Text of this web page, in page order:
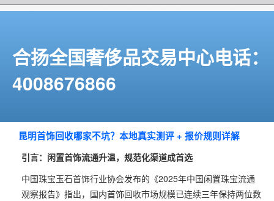
合扬全国奢侈品交易中心电话：
4008676866
昆明首饰回收哪家不坑？本地真实测评 + 报价规则详解
引言：闲置首饰流通升温，规范化渠道成首选
中国珠宝玉石首饰行业协会发布的《2025年中国闲置珠宝流通
观察报告》指出，国内首饰回收市场规模已连续三年保持两位数